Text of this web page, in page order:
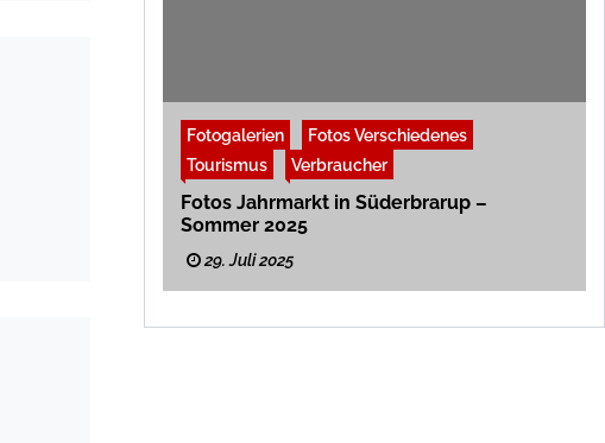
Fotogalerien
Fotos Verschiedenes
Tourismus
Verbraucher
Fotos Jahrmarkt in Süderbrarup –
Sommer 2025
29. Juli 2025